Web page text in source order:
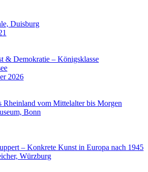
Duisburg
& Demokratie – Königsklasse
2026
Rheinland vom Mittelalter bis Morgen
Bonn
– Konkrete Kunst in Europa nach 1945
Würzburg